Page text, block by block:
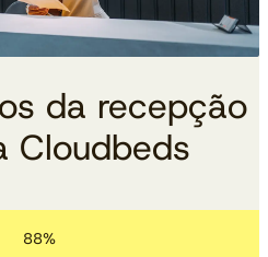
da recepção
Cloudbeds
88%